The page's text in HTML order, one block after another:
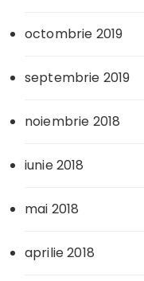
octombrie 2019
septembrie 2019
noiembrie 2018
iunie 2018
mai 2018
aprilie 2018